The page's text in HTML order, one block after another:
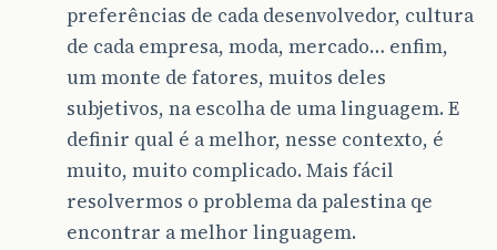
preferências de cada desenvolvedor, cultura
de cada empresa, moda, mercado… enfim,
um monte de fatores, muitos deles
subjetivos, na escolha de uma linguagem. E
definir qual é a melhor, nesse contexto, é
muito, muito complicado. Mais fácil
resolvermos o problema da palestina qe
encontrar a melhor linguagem.